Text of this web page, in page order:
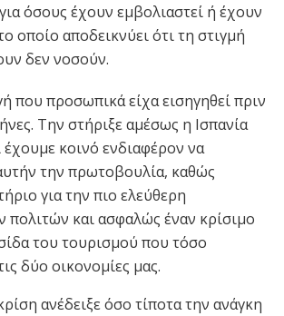
όσους έχουν εμβολιαστεί ή έχουν
οποίο αποδεικνύει ότι τη στιγμή
δεν νοσούν.
που προσωπικά είχα εισηγηθεί πριν
Την στήριξε αμέσως η Ισπανία
έχουμε κοινό ενδιαφέρον να
την πρωτοβουλία, καθώς
για την πιο ελεύθερη
πολιτών και ασφαλώς έναν κρίσιμο
του τουρισμού που τόσο
δύο οικονομίες μας.
ανέδειξε όσο τίποτα την ανάγκη